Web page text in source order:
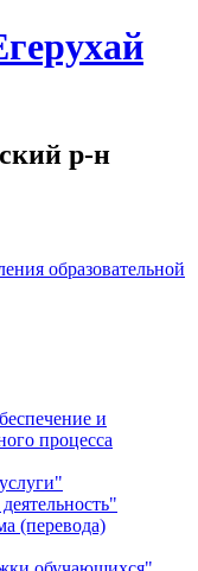
р-н
образовательной
и
процесса
(перевода)